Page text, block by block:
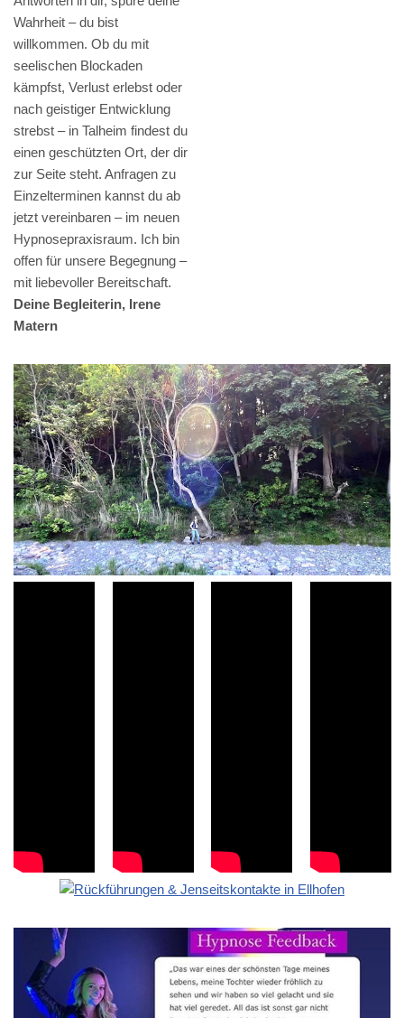
Wahrheit – du bist
willkommen. Ob du mit
seelischen Blockaden
kämpfst, Verlust erlebst oder
nach geistiger Entwicklung
strebst – in Talheim findest du
einen geschützten Ort, der dir
zur Seite steht. Anfragen zu
Einzelterminen kannst du ab
jetzt vereinbaren – im neuen
Hypnosepraxisraum. Ich bin
offen für unsere Begegnung –
mit liebevoller Bereitschaft.
Deine Begleiterin, Irene
Matern